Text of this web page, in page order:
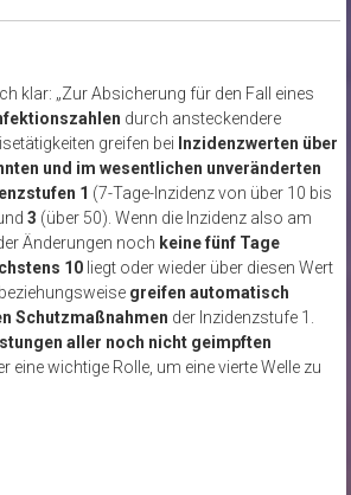
klar: „Zur Absicherung für den Fall eines
durch ansteckendere
greifen bei Inzidenzwerten über
und im wesentlichen unveränderten
1 (7-Tage-Inzidenz von über 10 bis
3 (über 50). Wenn die Inzidenz also am
Änderungen noch keine fünf Tage
10liegt oder wieder über diesen Wert
greifen automatisch
Schutzmaßnahmen der Inzidenzstufe 1.
aller noch nicht geimpften
eine wichtige Rolle, um eine vierte Welle zu